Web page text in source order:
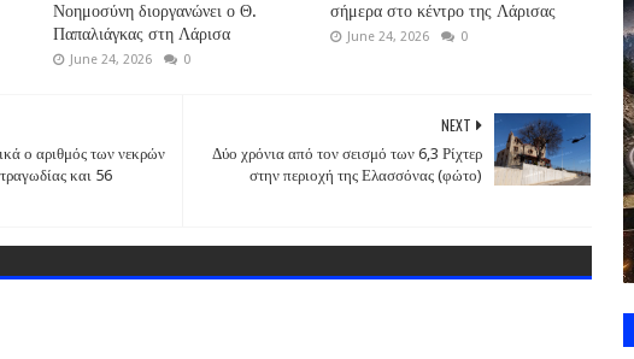
Νοημοσύνη διοργανώνει ο Θ.
Παπαλιάγκας στη Λάρισα
June 24, 2026 0
σήμερα στο κέντρο της Λάρισας
June 24, 2026 0
NEXT
Δύο χρόνια από τον σεισμό των 6,3 Ρίχτερ
στην περιοχή της Ελασσόνας (φώτο)
ο αριθμός των νεκρών
και 56